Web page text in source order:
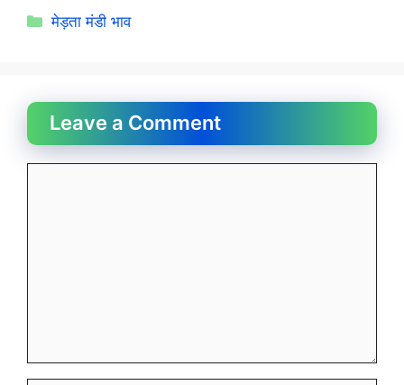
Categories
मेड़ता मंडी भाव
Leave a Comment